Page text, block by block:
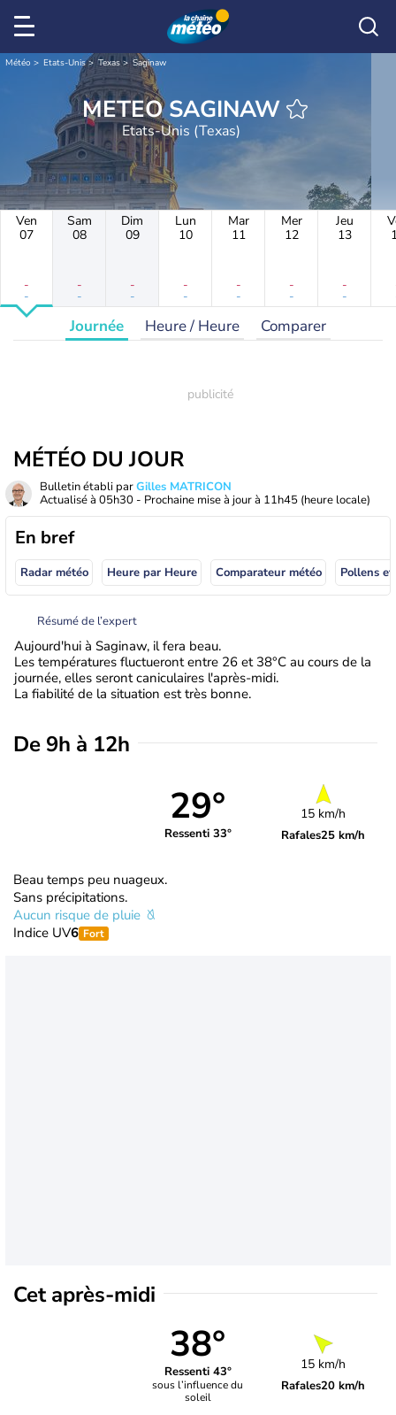
Météo Etats-Unis Texas Saginaw
METEO SAGINAW
Etats-Unis (Texas)
Ven
07
-
-
Sam
08
-
-
Dim
09
-
-
Lun
10
-
-
Mar
11
-
-
Mer
12
-
-
Jeu
13
-
-
Journée Heure / Heure Comparer
MÉTÉO DU JOUR
Bulletin établi parGilles MATRICON
Actualisé à 05h30 - Prochaine mise à jour à 11h45 (heure locale)
En bref
Radar météo Heure par Heure Comparateur météo Pollens
Résumé de l’expert
Aujourd'hui à Saginaw, il fera beau.
Les températures fluctueront entre 26 et 38°C au cours de la
journée, elles seront caniculaires l'après-midi.
La fiabilité de la situation est très bonne.
De 9h à 12h
29°
Ressenti 33°
15 km/h
Rafales25 km/h
Beau temps peu nuageux.
Sans précipitations.
Aucun risque de pluie
Indice UV6 Fort
Cet après-midi
38°
Ressenti 43°
sous l’influence du
soleil
15 km/h
Rafales20 km/h